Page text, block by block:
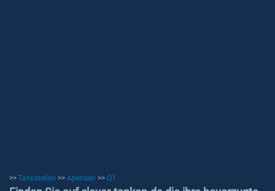
>> Tankstellen >> Apensen >> Q1